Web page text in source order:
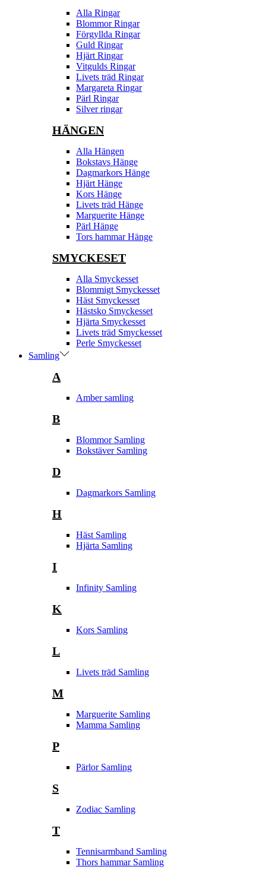
Alla Ringar
Blommor Ringar
Förgyllda Ringar
Guld Ringar
Hjärt Ringar
Vitgulds Ringar
Livets träd Ringar
Margareta Ringar
Pärl Ringar
Silver ringar
HÄNGEN
Alla Hängen
Bokstavs Hänge
Dagmarkors Hänge
Hjärt Hänge
Kors Hänge
Livets träd Hänge
Marguerite Hänge
Pärl Hänge
Tors hammar Hänge
SMYCKESET
Alla Smyckesset
Blommigt Smyckesset
Häst Smyckesset
Hästsko Smyckesset
Hjärta Smyckesset
Livets träd Smyckesset
Perle Smyckesset
Samling
A
Amber samling
B
Blommor Samling
Bokstäver Samling
D
Dagmarkors Samling
H
Häst Samling
Hjärta Samling
I
Infinity Samling
K
Kors Samling
L
Livets träd Samling
M
Marguerite Samling
Mamma Samling
P
Pärlor Samling
S
Zodiac Samling
T
Tennisarmband Samling
Thors hammar Samling